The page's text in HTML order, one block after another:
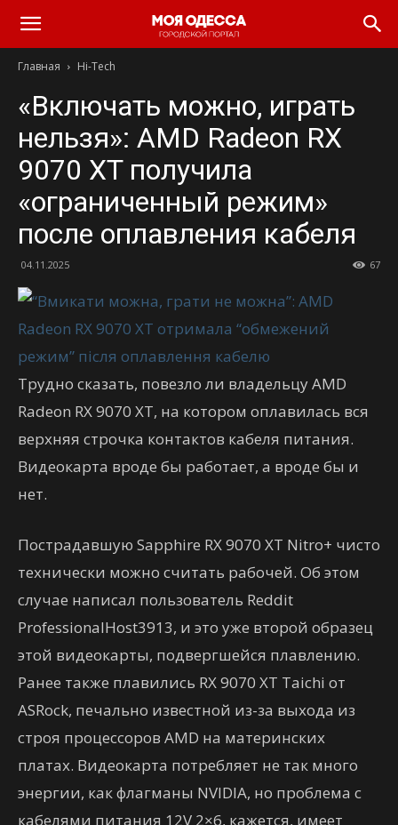
Моя
Одесса
Главная Hi-Tech
«Включать можно, играть
нельзя»: AMD Radeon RX
9070 XT получила
«ограниченный режим»
после оплавления кабеля
04.11.2025 67
Трудно сказать, повезло ли владельцу AMD
Radeon RX 9070 XT, на котором оплавилась вся
верхняя строчка контактов кабеля питания.
Видеокарта вроде бы работает, а вроде бы и
нет.
Пострадавшую Sapphire RX 9070 XT Nitro+ чисто
технически можно считать рабочей. Об этом
случае написал пользователь Reddit
ProfessionalHost3913, и это уже второй образец
этой видеокарты, подвергшейся плавлению.
Ранее также плавились RX 9070 XT Taichi от
ASRock, печально известной из-за выхода из
строя процессоров AMD на материнских
платах. Видеокарта потребляет не так много
энергии, как флагманы NVIDIA, но проблема с
кабелями питания 12V 2×6, кажется, имеет